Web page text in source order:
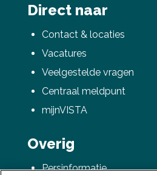
Direct naar
Contact & locaties
Vacatures
Veelgestelde vragen
Centraal meldpunt
mijnVISTA
Overig
Persinformatie